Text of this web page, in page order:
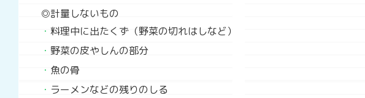
◎計量しないもの
料理中に出たくず（野菜の切れはしなど）
野菜の皮やしんの部分
魚の骨
ラーメンなどの残りのしる